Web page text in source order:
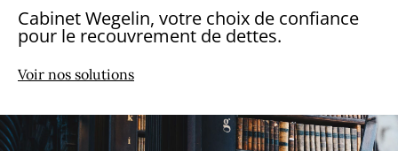
Cabinet Wegelin, votre choix de confiance
pour le recouvrement de dettes.
Voir nos solutions